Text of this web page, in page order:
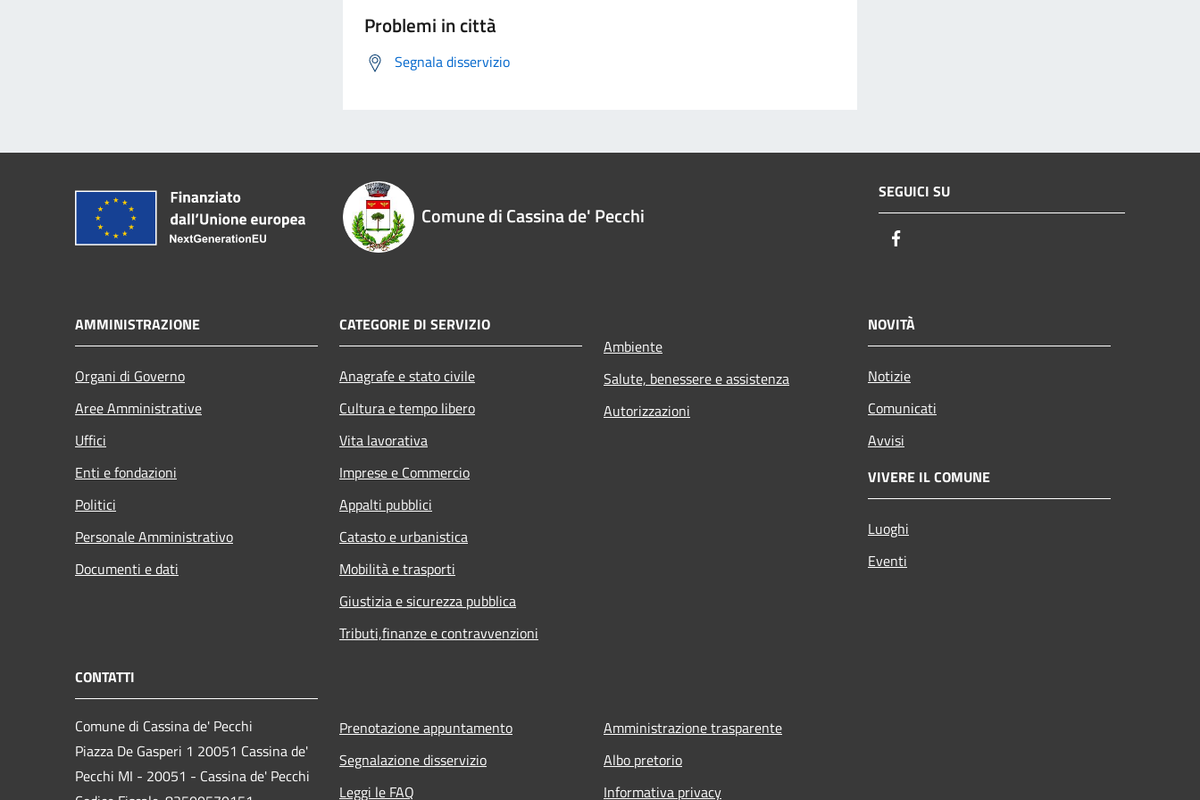
Problemi in città
Segnala disservizio
Comune di Cassina de' Pecchi
SEGUICI SU
AMMINISTRAZIONE
Organi di Governo
Aree Amministrative
Uffici
Enti e fondazioni
Politici
Personale Amministrativo
Documenti e dati
CATEGORIE DI SERVIZIO
Anagrafe e stato civile
Cultura e tempo libero
Vita lavorativa
Imprese e Commercio
Appalti pubblici
Catasto e urbanistica
Mobilità e trasporti
Giustizia e sicurezza pubblica
Tributi,finanze e contravvenzioni
Ambiente
Salute, benessere e assistenza
Autorizzazioni
NOVITÀ
Notizie
Comunicati
Avvisi
VIVERE IL COMUNE
Luoghi
Eventi
CONTATTI
Comune di Cassina de' Pecchi
Piazza De Gasperi 1 20051 Cassina de'
Pecchi MI - 20051 - Cassina de' Pecchi
Prenotazione appuntamento
Segnalazione disservizio
Leggi le FAQ
Amministrazione trasparente
Albo pretorio
Informativa privacy